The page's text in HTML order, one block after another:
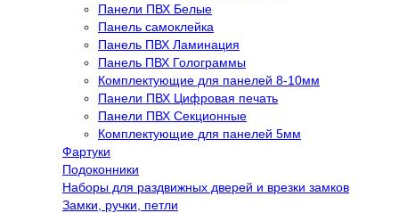
Панели ПВХ Белые
Панель самоклейка
Панель ПВХ Ламинация
Панель ПВХ Голограммы
Комплектующие для панелей 8-10мм
Панели ПВХ Цифровая печать
Панели ПВХ Секционные
Комплектующие для панелей 5мм
Фартуки
Подоконники
Наборы для раздвижных дверей и врезки замков
Замки, ручки, петли